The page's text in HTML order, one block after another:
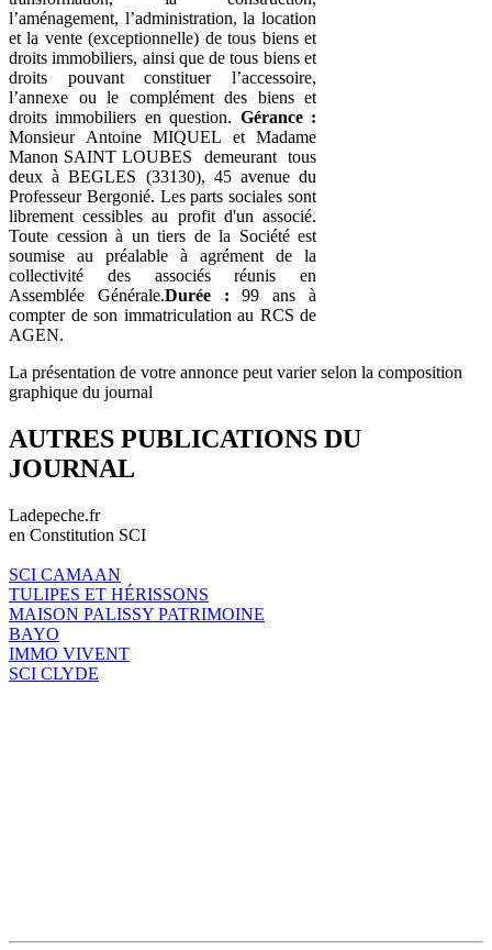
l’aménagement, l’administration, la location
et la vente (exceptionnelle) de tous biens et
droits immobiliers, ainsi que de tous biens et
droits pouvant constituer l’accessoire,
l’annexe ou le complément des biens et
droits immobiliers en question. Gérance :
Monsieur Antoine MIQUEL et Madame
Manon SAINT LOUBES demeurant tous
deux à BEGLES (33130), 45 avenue du
Professeur Bergonié. Les parts sociales sont
librement cessibles au profit d'un associé.
Toute cession à un tiers de la Société est
soumise au préalable à agrément de la
collectivité des associés réunis en
Assemblée Générale.Durée : 99 ans à
compter de son immatriculation au RCS de
AGEN.
La présentation de votre annonce peut varier selon la composition
graphique du journal
AUTRES PUBLICATIONS DU
JOURNAL
Ladepeche.fr
en Constitution SCI
SCI CAMAAN
TULIPES ET HÉRISSONS
MAISON PALISSY PATRIMOINE
BAYO
IMMO VIVENT
SCI CLYDE